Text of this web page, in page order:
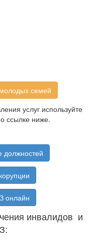
семей
услуг используйте
ссылке ниже.
должностей
онлайн
инвалидов и